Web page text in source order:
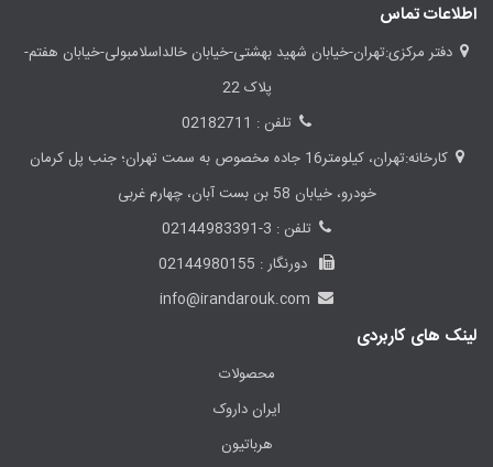
اطلاعات تماس
دفتر مرکزی:تهران-خیابان شهید بهشتی-خیابان خالداسلامبولی-خیابان هفتم-
پلاک 22
تلفن : 02182711
کارخانه:تهران، کیلومتر16 جاده مخصوص به سمت تهران؛ جنب پل کرمان
خودرو، خیابان 58 بن بست آبان، چهارم غربی
تلفن : 3-02144983391
دورنگار : 02144980155
info@irandarouk.com
لینک های کاربردی
محصولات
ایران داروک
هرباتیون